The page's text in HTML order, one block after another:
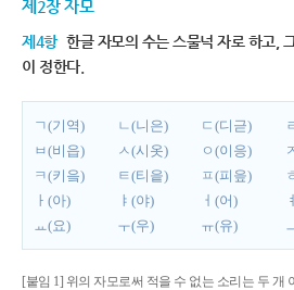
제2장 자모
제4항 한글 자모의 수는 스물넉 자로 하고,
이 정한다.
ㄱ(기역) ㄴ(니은) ㄷ(디귿)
ㅂ(비읍)
ㅅ(시옷) ㅇ(이응)
ㅋ(키읔)
ㅌ(티읕) ㅍ(피읖)
ㅏ(아)
ㅑ(야) ㅓ(어)
ㅛ(요)
ㅜ(우) ㅠ(유)
[붙임 1] 위의 자모로써 적을 수 없는 소리는 두 개